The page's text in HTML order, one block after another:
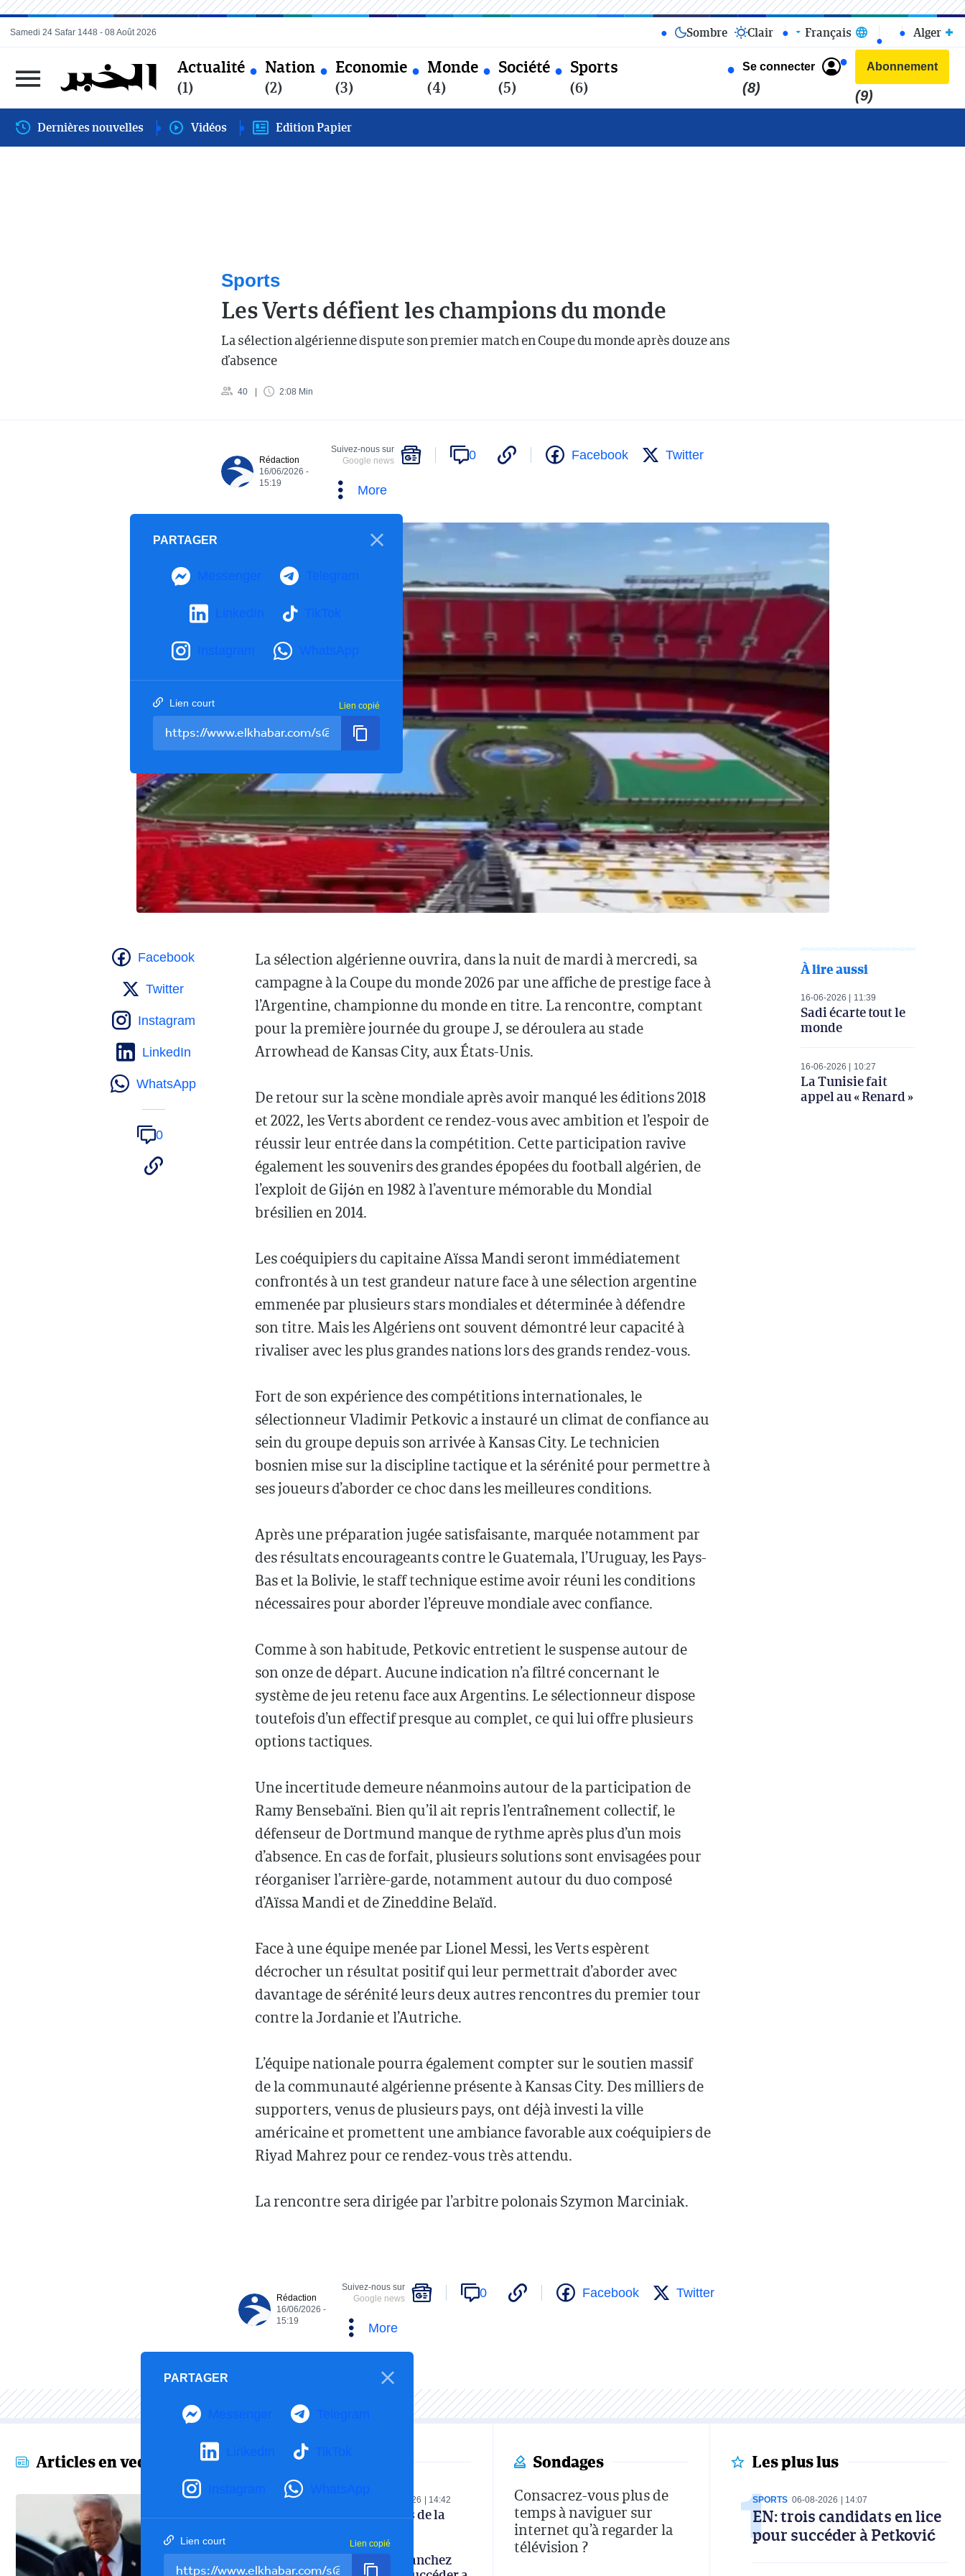
Actualité
(1)
Nation
(2)
Economie
(3)
Monde
(4)
Société
(5)
Sports
(6)
Se connecter
(8)
Abonnement
(9)
Samedi 24 Safar 1448 - 08 Août 2026 Sombre Clair Français Alger
Dernières nouvelles Vidéos Edition Papier
Sports
Les Verts défient les champions du monde
La sélection algérienne dispute son premier match en Coupe du monde après douze ans
d’absence
40 2:08 Min
Rédaction
16/06/2026 -
15:19
Suivez-nous sur
Google news
0 Facebook Twitter
More
PARTAGER
Messenger Telegram
LinkedIn TikTok
Instagram WhatsApp
Lien court Lien copié
La sélection algérienne ouvrira, dans la nuit de mardi à mercredi, sa
campagne à la Coupe du monde 2026 par une affiche de prestige face à
l’Argentine, championne du monde en titre. La rencontre, comptant
pour la première journée du groupe J, se déroulera au stade
Arrowhead de Kansas City, aux États-Unis.
De retour sur la scène mondiale après avoir manqué les éditions 2018
et 2022, les Verts abordent ce rendez-vous avec ambition et l’espoir de
réussir leur entrée dans la compétition. Cette participation ravive
également les souvenirs des grandes épopées du football algérien, de
l’exploit de Gijón en 1982 à l’aventure mémorable du Mondial
brésilien en 2014.
Les coéquipiers du capitaine Aïssa Mandi seront immédiatement
confrontés à un test grandeur nature face à une sélection argentine
emmenée par plusieurs stars mondiales et déterminée à défendre
son titre. Mais les Algériens ont souvent démontré leur capacité à
rivaliser avec les plus grandes nations lors des grands rendez-vous.
Fort de son expérience des compétitions internationales, le
sélectionneur Vladimir Petkovic a instauré un climat de confiance au
sein du groupe depuis son arrivée à Kansas City. Le technicien
bosnien mise sur la discipline tactique et la sérénité pour permettre à
ses joueurs d’aborder ce choc dans les meilleures conditions.
Après une préparation jugée satisfaisante, marquée notamment par
des résultats encourageants contre le Guatemala, l’Uruguay, les Pays-
Bas et la Bolivie, le staff technique estime avoir réuni les conditions
nécessaires pour aborder l’épreuve mondiale avec confiance.
Comme à son habitude, Petkovic entretient le suspense autour de
son onze de départ. Aucune indication n’a filtré concernant le
système de jeu retenu face aux Argentins. Le sélectionneur dispose
toutefois d’un effectif presque au complet, ce qui lui offre plusieurs
options tactiques.
Une incertitude demeure néanmoins autour de la participation de
Ramy Bensebaïni. Bien qu’il ait repris l’entraînement collectif, le
défenseur de Dortmund manque de rythme après plus d’un mois
d’absence. En cas de forfait, plusieurs solutions sont envisagées pour
réorganiser l’arrière-garde, notamment autour du duo composé
d’Aïssa Mandi et de Zineddine Belaïd.
Face à une équipe menée par Lionel Messi, les Verts espèrent
décrocher un résultat positif qui leur permettrait d’aborder avec
davantage de sérénité leurs deux autres rencontres du premier tour
contre la Jordanie et l’Autriche.
L’équipe nationale pourra également compter sur le soutien massif
de la communauté algérienne présente à Kansas City. Des milliers de
supporters, venus de plusieurs pays, ont déjà investi la ville
américaine et promettent une ambiance favorable aux coéquipiers de
Riyad Mahrez pour ce rendez-vous très attendu.
La rencontre sera dirigée par l’arbitre polonais Szymon Marciniak.
Facebook
Twitter
Instagram
LinkedIn
WhatsApp
0
À lire aussi
16-06-2026 11:39
Sadi écarte tout le
monde
16-06-2026 10:27
La Tunisie fait
appel au « Renard »
Rédaction
16/06/2026 -
15:19
Suivez-nous sur
Google news
0 Facebook Twitter
More
PARTAGER
Messenger Telegram
LinkedIn TikTok
Instagram WhatsApp
Lien court Lien copié
Articles en vedette
07-08-2026 14:42
Les coulisses de la
commission
technique : Sanchez
Sondages
Consacrez-vous plus de
temps à naviguer sur
internet qu’à regarder la
télévision ?
Les plus lus
SPORTS 06-08-2026 14:07
EN: trois candidats en lice
pour succéder à Petković